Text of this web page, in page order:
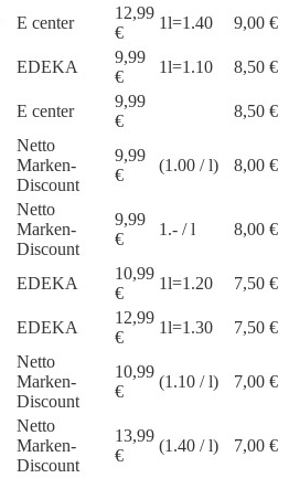
E center
12,99
€
1l=1.40 9,00 €
EDEKA
9,99
€
1l=1.10
8,50 €
E center
9,99
€
8,50 €
Netto
Marken-
Discount
9,99
€
(1.00 / l) 8,00 €
Netto
Marken-
Discount
9,99
€
1.- / l 8,00 €
EDEKA
10,99
€
1l=1.20 7,50 €
EDEKA
12,99
€
1l=1.30 7,50 €
Netto
Marken-
Discount
10,99
€
(1.10 / l) 7,00 €
Netto
Marken-
Discount
13,99
€
(1.40 / l) 7,00 €